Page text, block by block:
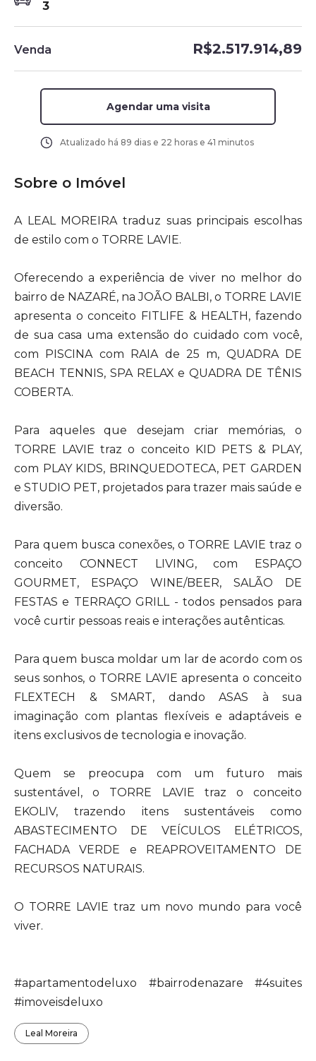
3
Venda R$2.517.914,89
Agendar uma visita
Atualizado há 89 dias e 22 horas e 41 minutos
Sobre o Imóvel
A LEAL MOREIRA traduz suas principais escolhas
de estilo com o TORRE LAVIE.
Oferecendo a experiência de viver no melhor do
bairro de NAZARÉ, na JOÃO BALBI, o TORRE LAVIE
apresenta o conceito FITLIFE & HEALTH, fazendo
de sua casa uma extensão do cuidado com você,
com PISCINA com RAIA de 25 m, QUADRA DE
BEACH TENNIS, SPA RELAX e QUADRA DE TÊNIS
COBERTA.
Para aqueles que desejam criar memórias, o
TORRE LAVIE traz o conceito KID PETS & PLAY,
com PLAY KIDS, BRINQUEDOTECA, PET GARDEN
e STUDIO PET, projetados para trazer mais saúde e
diversão.
Para quem busca conexões, o TORRE LAVIE traz o
conceito CONNECT LIVING, com ESPAÇO
GOURMET, ESPAÇO WINE/BEER, SALÃO DE
FESTAS e TERRAÇO GRILL - todos pensados para
você curtir pessoas reais e interações autênticas.
Para quem busca moldar um lar de acordo com os
seus sonhos, o TORRE LAVIE apresenta o conceito
FLEXTECH & SMART, dando ASAS à sua
imaginação com plantas flexíveis e adaptáveis e
itens exclusivos de tecnologia e inovação.
Quem se preocupa com um futuro mais
sustentável, o TORRE LAVIE traz o conceito
EKOLIV, trazendo itens sustentáveis como
ABASTECIMENTO DE VEÍCULOS ELÉTRICOS,
FACHADA VERDE e REAPROVEITAMENTO DE
RECURSOS NATURAIS.
O TORRE LAVIE traz um novo mundo para você
viver.
#apartamentodeluxo #bairrodenazare #4suites
#imoveisdeluxo
Leal Moreira